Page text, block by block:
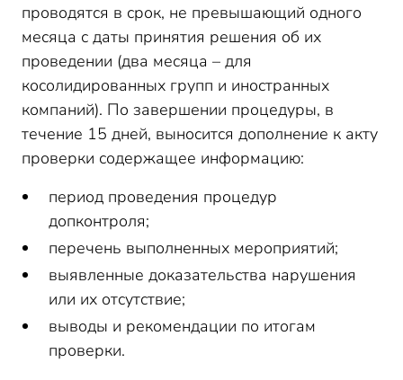
проводятся в срок, не превышающий одного
месяца с даты принятия решения об их
проведении (два месяца – для
косолидированных групп и иностранных
компаний). По завершении процедуры, в
течение 15 дней, выносится дополнение к акту
проверки содержащее информацию:
период проведения процедур
допконтроля;
перечень выполненных мероприятий;
выявленные доказательства нарушения
или их отсутствие;
выводы и рекомендации по итогам
проверки.